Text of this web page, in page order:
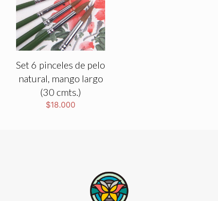
Set 6 pinceles de pelo
natural, mango largo
(30 cmts.)
$18.000